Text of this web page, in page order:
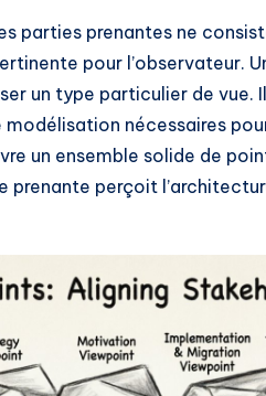
parties prenantes ne
pour l’observateur.
un type particulier de vue.
nécessaires
un ensemble solide de
prenante perçoit